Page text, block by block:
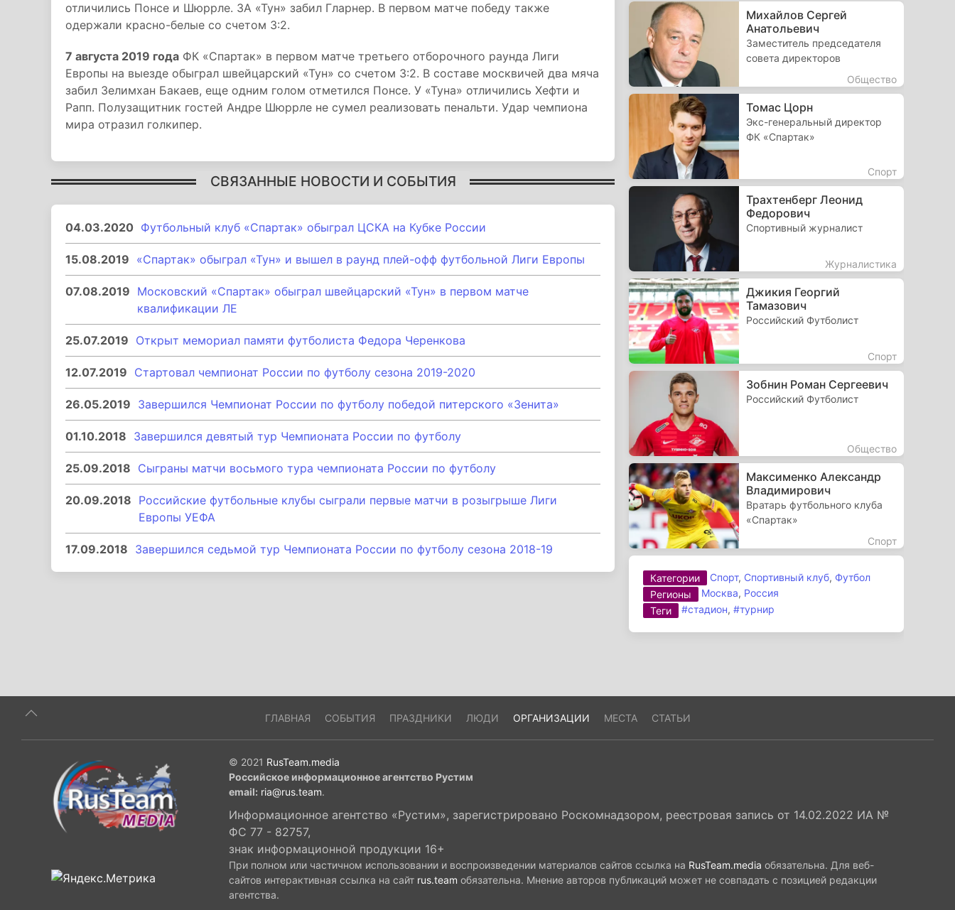
отличились Понсе и Шюррле. ЗА «Тун» забил Гларнер. В первом матче победу также
одержали красно-белые со счетом 3:2.
7 августа 2019 года ФК «Спартак» в первом матче третьего отборочного раунда Лиги
Европы на выезде обыграл швейцарский «Тун» со счетом 3:2. В составе москвичей два мяча
забил Зелимхан Бакаев, еще одним голом отметился Понсе. У «Туна» отличились Хефти и
Рапп. Полузащитник гостей Андре Шюррле не сумел реализовать пенальти. Удар чемпиона
мира отразил голкипер.
СВЯЗАННЫЕ НОВОСТИ И СОБЫТИЯ
04.03.2020 Футбольный клуб «Спартак» обыграл ЦСКА на Кубке России
15.08.2019 «Спартак» обыграл «Тун» и вышел в раунд плей-офф футбольной Лиги Европы
07.08.2019 Московский «Спартак» обыграл швейцарский «Тун» в первом матче
квалификации ЛЕ
25.07.2019 Открыт мемориал памяти футболиста Федора Черенкова
12.07.2019 Стартовал чемпионат России по футболу сезона 2019-2020
26.05.2019 Завершился Чемпионат России по футболу победой питерского «Зенита»
01.10.2018 Завершился девятый тур Чемпионата России по футболу
25.09.2018 Сыграны матчи восьмого тура чемпионата России по футболу
20.09.2018 Российские футбольные клубы сыграли первые матчи в розыгрыше Лиги
Европы УЕФА
17.09.2018 Завершился седьмой тур Чемпионата России по футболу сезона 2018-19
Михайлов Сергей
Анатольевич
Заместитель председателя
совета директоров
Общество
Томас Цорн
Экс-генеральный директор
ФК «Спартак»
Спорт
Трахтенберг Леонид
Федорович
Спортивный журналист
Журналистика
Джикия Георгий
Тамазович
Российский Футболист
Спорт
Зобнин Роман Сергеевич
Российский Футболист
Общество
Максименко Александр
Владимирович
Вратарь футбольного клуба
«Спартак»
Спорт
Категории Спорт, Спортивный клуб, Футбол
Регионы
Москва, Россия
Теги
#стадион,#турнир
ГЛАВНАЯ СОБЫТИЯ ПРАЗДНИКИ ЛЮДИ ОРГАНИЗАЦИИ МЕСТА СТАТЬИ
© 2021 RusTeam.media
Российское информационное агентство Рустим
email: ria@rus.team.
Информационное агентство «Рустим», зарегистрировано Роскомнадзором, реестровая запись от 14.02.2022 ИА №
ФС 77 - 82757,
знак информационной продукции 16+
При полном или частичном использовании и воспроизведении материалов сайтов ссылка на RusTeam.media обязательна. Для веб-
сайтов интерактивная ссылка на сайт rus.team обязательна. Мнение авторов публикаций может не совпадать с позицией редакции
агентства.